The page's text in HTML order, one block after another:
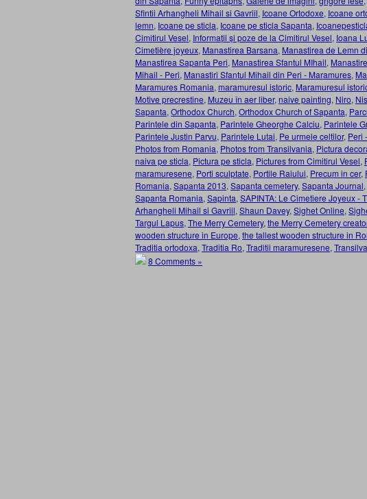
Sfintii Arhangheli Mihail si Gavriil, Icoane Ortodoxe, Icoane
lemn, Icoane pe sticla, Icoane pe sticla Sapanta,
Cimitirul Vesel, Informații și poze de la Cimitirul Vesel, Ioana
Cimetière joyeux, Manastirea Barsana, Manastirea de Lemn
Manastirea Sapanta Peri, Manastirea Sfantul MIhail,
Mihail - Peri, Manastiri Sfantul Mihail din Peri - Maramures,
Maramures Romania, maramuresul istoric, Maramuresul
Motive precrestine, Muzeu în aer liber, naive painting, Niro,
Sapanta, Orthodox Church, Orthodox Church of Sapanta,
Parintele din Sapanta, Parintele Gheorghe Calciu, Parintele
Parintele Justin Parvu, Parintele Lutai, Pe urmele celtilor, Peri
Photos from Romania, Photos from Transilvania, Pictura
naiva pe sticla, Pictura pe sticla, Pictures from Cimitirul Vesel,
maramuresene, Porti sculptate, Portile Raiului, Precum in cer,
Romania, Sapanta 2013, Sapanta cemetery, Sapanta Journal,
Sapanta Romania, Sapinta, SAPINTA: Le Cimetiere Joyeux -
Arhangheli Mihail si Gavriil, Shaun Davey, Sighet Online,
Targul Lapus, The Merry Cemetery, the Merry Cemetery
wooden structure in Europe, the tallest wooden structure in
Traditia ortodoxa, Traditia Ro, Traditii maramuresene,
8 Comments »